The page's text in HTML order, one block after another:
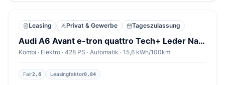
Leasing Privat & Gewerbe Tageszulassung
Audi A6 Avant e-tron quattro Tech+ Leder Nav SHZ ACC
Kombi · Elektro · 428 PS · Automatik · 15,6 kWh/100km
Fair2,6 Leasingfaktor0,84